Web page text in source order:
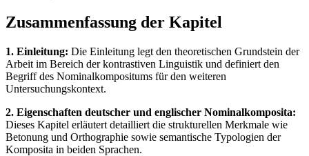
Zusammenfassung der Kapitel
1. Einleitung: Die Einleitung legt den theoretischen Grundstein der
Arbeit im Bereich der kontrastiven Linguistik und definiert den
Begriff des Nominalkompositums für den weiteren
Untersuchungskontext.
2. Eigenschaften deutscher und englischer Nominalkomposita:
Dieses Kapitel erläutert detailliert die strukturellen Merkmale wie
Betonung und Orthographie sowie semantische Typologien der
Komposita in beiden Sprachen.